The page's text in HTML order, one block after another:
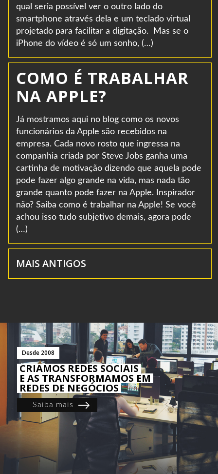
qual seria possível ver o outro lado do
smartphone através dela e um teclado virtual
projetado para facilitar a digitação. Mas se o
iPhone do vídeo é só um sonho, (…)
COMO É TRABALHAR
NA APPLE?
Já mostramos aqui no blog como os novos
funcionários da Apple são recebidos na
empresa. Cada novo rosto que ingressa na
companhia criada por Steve Jobs ganha uma
cartinha de motivação dizendo que aquela pode
pode fazer algo grande na vida, mas nada tão
grande quanto pode fazer na Apple. Inspirador
não? Saiba como é trabalhar na Apple! Se você
achou isso tudo subjetivo demais, agora pode
(…)
MAIS ANTIGOS
Desde 2008
CRIAMOS REDES SOCIAIS
E AS TRANSFORMAMOS EM
REDES DE NEGÓCIOS
Saiba mais